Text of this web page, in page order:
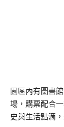
園區內有圖書
場，購票配合
史與生活點滴